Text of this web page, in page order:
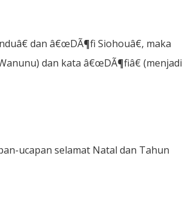
dan â€œDÃ¶fi Siohouâ€, maka
dan kata â€œDÃ¶fiâ€ (menjadi
ucapan selamat Natal dan Tahun